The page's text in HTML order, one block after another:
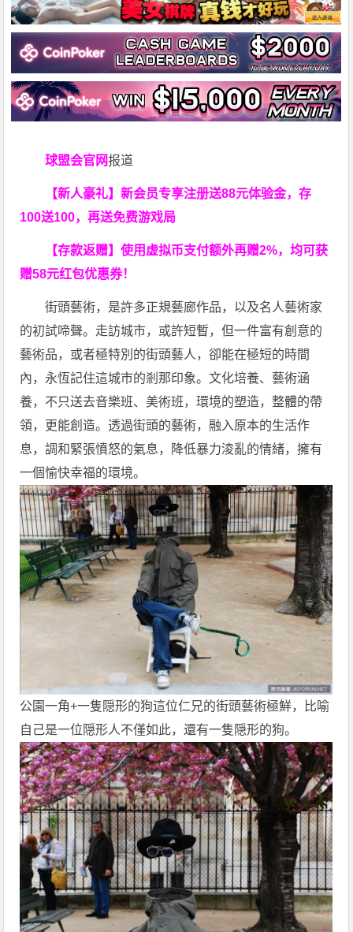
球盟会官网报道
【新人豪礼】新会员专享注册送88元体验金，存
100送100，再送免费游戏局
【存款返赠】使用虚拟币支付额外再赠2%，均可获
赠58元红包优惠券！
街頭藝術，是許多正規藝廊作品，以及名人藝術家
的初試啼聲。走訪城市，或許短暫，但一件富有創意的
藝術品，或者極特別的街頭藝人，卻能在極短的時間
內，永恆記住這城市的剎那印象。文化培養、藝術涵
養，不只送去音樂班、美術班，環境的塑造，整體的帶
領，更能創造。透過街頭的藝術，融入原本的生活作
息，調和緊張憤怒的氣息，降低暴力淩亂的情緒，擁有
一個愉快幸福的環境。
公園一角+一隻隠形的狗這位仁兄的街頭藝術極鮮，比喻
自己是一位隠形人不僅如此，還有一隻隠形的狗。